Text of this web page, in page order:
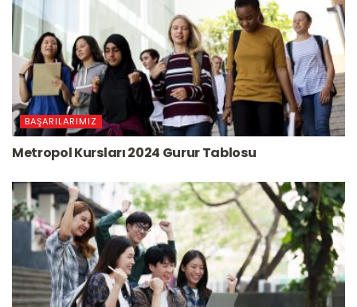
BAŞARILARIMIZ
Metropol Kursları 2024 Gurur Tablosu